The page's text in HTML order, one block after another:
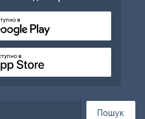
Пошук
в
в